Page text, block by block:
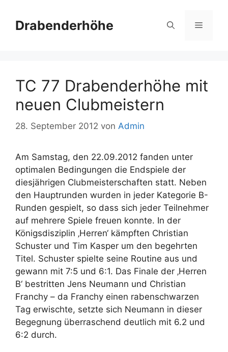
Inhalt
springen
Drabenderhöhe Menü
TC 77 Drabenderhöhe mit
neuen Clubmeistern
28. September 2012 von Admin
Am Samstag, den 22.09.2012 fanden unter
optimalen Bedingungen die Endspiele der
diesjährigen Clubmeisterschaften statt. Neben
den Hauptrunden wurden in jeder Kategorie B-
Runden gespielt, so dass sich jeder Teilnehmer
auf mehrere Spiele freuen konnte. In der
Königsdisziplin ‚Herren‘ kämpften Christian
Schuster und Tim Kasper um den begehrten
Titel. Schuster spielte seine Routine aus und
gewann mit 7:5 und 6:1. Das Finale der ‚Herren
B‘ bestritten Jens Neumann und Christian
Franchy – da Franchy einen rabenschwarzen
Tag erwischte, setzte sich Neumann in dieser
Begegnung überraschend deutlich mit 6.2 und
6:2 durch.